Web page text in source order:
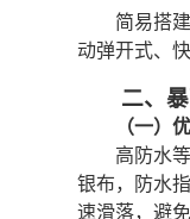
简易搭
动弹开式、
二、
（一）
高防水
银布，防水
速滑落，避免